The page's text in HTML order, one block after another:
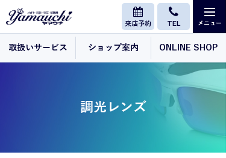
来店予約 TEL
取扱いサービス ショップ案内 ONLINE SHOP
調光レンズ